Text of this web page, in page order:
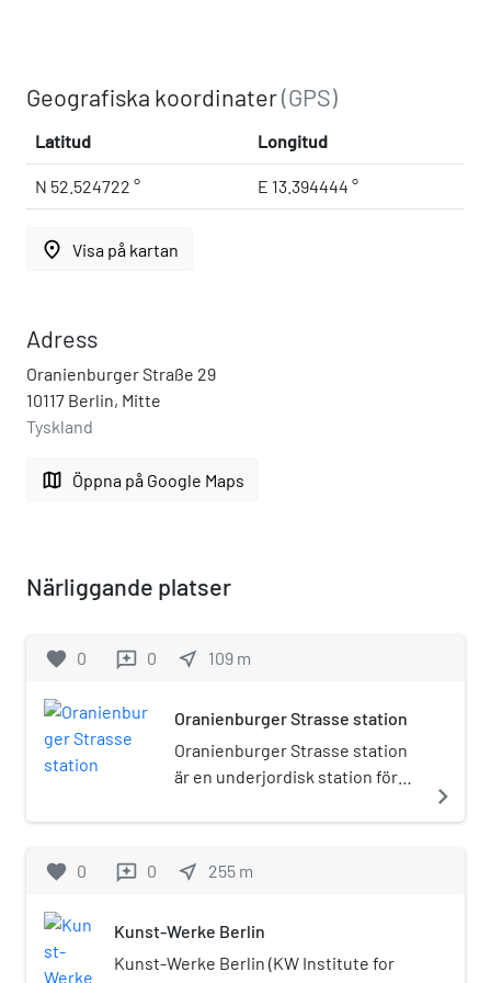
Geografiska koordinater(GPS)
Latitud Longitud
N 52.524722 ° E 13.394444 °
place Visa på kartan
Adress
Oranienburger Straße 29
10117 Berlin, Mitte
Tyskland
map Öppna på Google Maps
Närliggande platser
favorite 0 reviews 0 near_me 109 m
Oranienburger Strasse station
Oranienburger Strasse station
är en underjordisk station för
ligger i Berlin Nord-Süd-Tunnel
Strasse. Stationen invigdes
stad stannade inga tåg på
stationen, stationen var då en
navigate_next
favorite 0 reviews 0 near_me 255 m
Kunst-Werke Berlin
Kunst-Werke Berlin (KW Institute for